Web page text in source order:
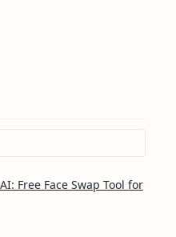
Free Face Swap Tool for